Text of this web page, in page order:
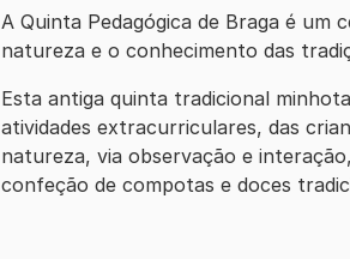
A Quinta Pedagógica de Braga é um
natureza e o conhecimento das
Esta antiga quinta tradicional
atividades extracurriculares, das
natureza, via observação e
confeção de compotas e doces